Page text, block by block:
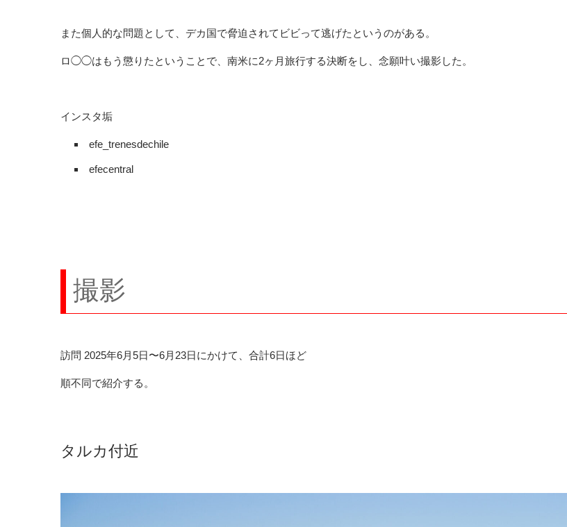
また個人的な問題として、デカ国で脅迫されてビビって逃げたというのがある。
ロ◯◯はもう懲りたということで、南米に2ヶ月旅行する決断をし、念願叶い撮影した。
インスタ垢
efe_trenesdechile
efecentral
撮影
訪問 2025年6月5日〜6月23日にかけて、合計6日ほど
順不同で紹介する。
タルカ付近